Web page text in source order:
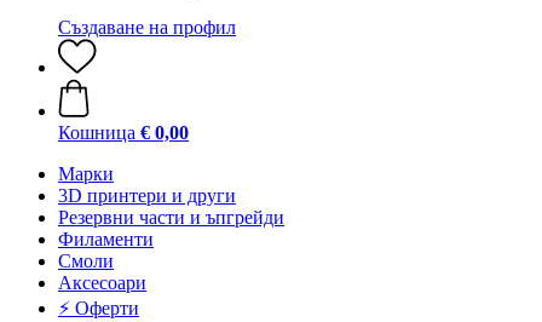
Създаване на профил
Кошница € 0,00
Mарки
3D принтери и други
Резервни части и ъпгрейди
Филаменти
Смоли
Аксесоари
⚡ Оферти